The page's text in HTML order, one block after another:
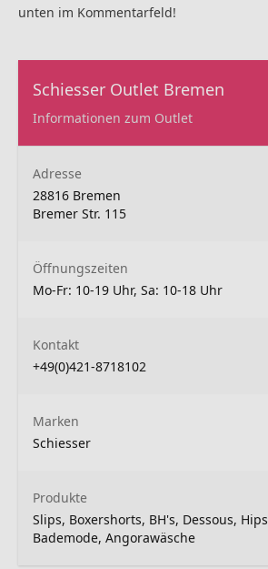
unten im Kommentarfeld!
Schiesser Outlet Bremen
Informationen zum Outlet
Adresse
28816 Bremen
Bremer Str. 115
Öffnungszeiten
Mo-Fr: 10-19 Uhr, Sa: 10-18 Uhr
Kontakt
+49(0)421-8718102
Marken
Schiesser
Produkte
Slips, Boxershorts, BH's, Dessous,
Bademode, Angorawäsche